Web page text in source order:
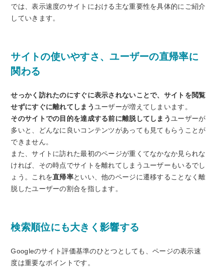
では、表示速度のサイトにおける主な重要性を具体的にご紹介
していきます。
サイトの使いやすさ、ユーザーの直帰率に
関わる
せっかく訪れたのにすぐに表示されないことで、サイトを閲覧
せずにすぐに離れてしまう ユーザーが増えてしまいます。
そのサイトでの目的を達成する前に離脱してしまう ユーザーが
多いと、どんなに良いコンテンツがあっても見てもらうことが
できません。
また、サイトに訪れた最初のページが重くてなかなか見られな
ければ、その時点でサイトを離れてしまうユーザーもいるでし
ょう。これを直帰率といい、他のページに遷移することなく離
脱したユーザーの割合を指します。
検索順位にも大きく影響する
Googleのサイト評価基準のひとつとしても、ページの表示速
度は重要なポイントです。